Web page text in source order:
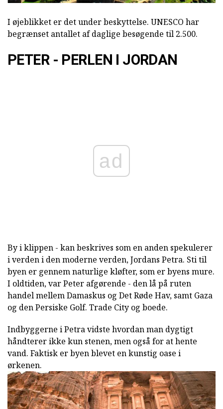
I øjeblikket er det under beskyttelse. UNESCO har
begrænset antallet af daglige besøgende til 2.500.
PETER - PERLEN I JORDAN
ad
By i klippen - kan beskrives som en anden spekulerer
i verden i den moderne verden, Jordans Petra. Sti til
byen er gennem naturlige kløfter, som er byens mure.
I oldtiden, var Peter afgørende - den lå på ruten
handel mellem Damaskus og Det Røde Hav, samt Gaza
og den Persiske Golf. Trade City og boede.
Indbyggerne i Petra vidste hvordan man dygtigt
håndterer ikke kun stenen, men også for at hente
vand. Faktisk er byen blevet en kunstig oase i
ørkenen.